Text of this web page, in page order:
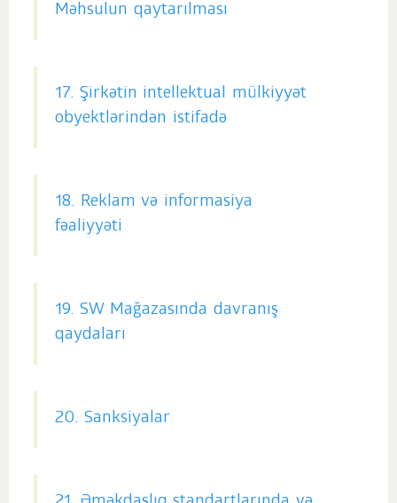
Məhsulun qaytarılması
17. Şirkətin intellektual mülkiyyət
obyektlərindən istifadə
18. Reklam və informasiya
fəaliyyəti
19. SW Mağazasında davranış
qaydaları
20. Sanksiyalar